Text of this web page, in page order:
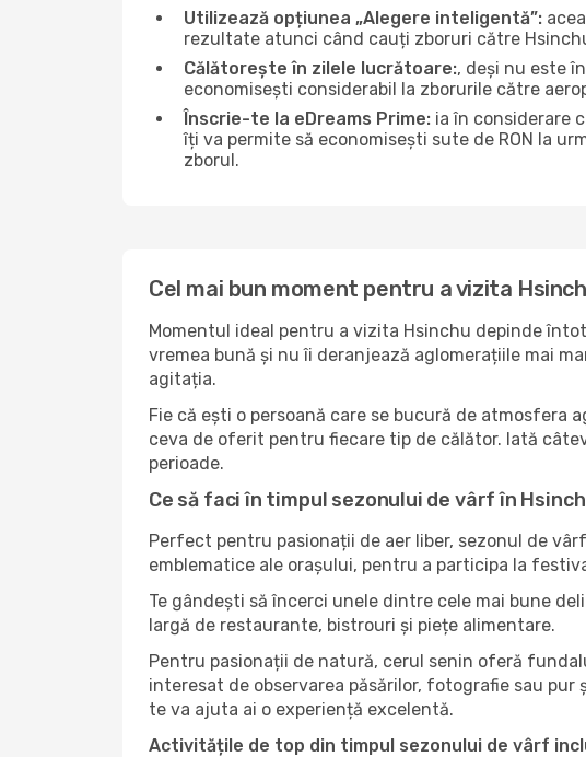
Utilizează opțiunea „Alegere inteligentă”:
rezultate atunci când cauți zboruri către
Călătorește în zilele lucrătoare:, deși nu este
economisești considerabil la zborurile către
Înscrie-te la eDreams Prime: ia în considerare
îți va permite să economisești sute de RON la
zborul.
Cel mai bun moment pentru a vizita
Momentul ideal pentru a vizita Hsinchu depinde
vremea bună și nu îi deranjează aglomerațiile mai
agitația.
Fie că ești o persoană care se bucură de
ceva de oferit pentru fiecare tip de călător. Iată
perioade.
Ce să faci în timpul sezonului de vârf în
Perfect pentru pasionații de aer liber, sezonul de
emblematice ale orașului, pentru a participa la
Te gândești să încerci unele dintre cele mai bune
largă de restaurante, bistrouri și piețe alimentare.
Pentru pasionații de natură, cerul senin oferă
interesat de observarea păsărilor, fotografie sau
te va ajuta ai o experiență excelentă.
Activitățile de top din timpul sezonului de vârf